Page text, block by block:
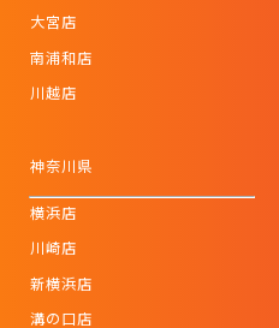
大宮店
南浦和店
川越店
神奈川県
横浜店
川崎店
新横浜店
溝の口店